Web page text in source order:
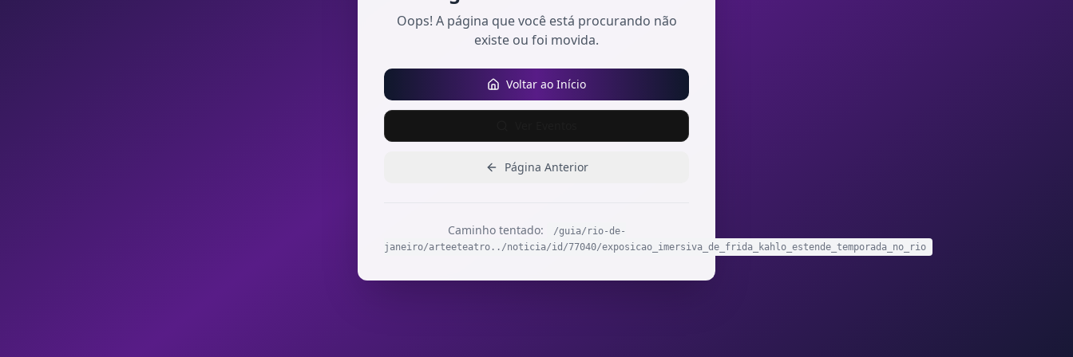
Oops! A página que você está procurando não
existe ou foi movida.
Voltar ao Início
Página Anterior
Caminho tentado:
/guia/rio-de-
janeiro/arteeteatro../noticia/id/77040/exposicao_imersiva_de_frida_kahlo_estende_temporada_no_rio